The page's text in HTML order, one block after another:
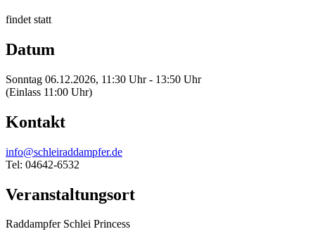
findet statt
Datum
Sonntag 06.12.2026, 11:30 Uhr - 13:50 Uhr
(Einlass 11:00 Uhr)
Kontakt
info@schleiraddampfer.de
Tel: 04642-6532
Veranstaltungsort
Raddampfer Schlei Princess